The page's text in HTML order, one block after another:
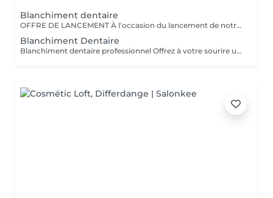
Blanchiment dentaire
OFFRE DE LANCEMENT À l'occasion du lancement de notre nouveau blanchiment dentaire professionnel, profitez d'un tarif préférentiel à 120 € au lieu de 149 €. Offre valable pour une durée limitée. Résultat visible dès la première séance Soin indolore et respectueux de l'émail Offre non cumulable valable pendant la période de lancement.
Blanchiment Dentaire
Blanchiment dentaire professionnel Offrez à votre sourire un véritable coup d'éclat grâce à notre blanchiment dentaire professionnel, réalisé avec des produits de qualité et dans le respect total de l'émail. Ce soin permet d'éclaircir la teinte des dents en douceur, d'atténuer les taches liées au café, thé, tabac ou au temps, et de retrouver un sourire plus lumineux dès la première séance. - Résultats visibles rapidement - Soin indolore et non invasif - Respect de l'émail et des gencives - Convient aux femmes et aux hommes La séance se déroule dans un cadre calme et relaxant, sous la supervision d'une professionnelle formée, avec l'application d'un gel protecteur pour assurer confort et sécurité tout au long du soin. Pour un résultat optimal, plusieurs séances peuvent être recommandées selon la teinte initiale des dents.